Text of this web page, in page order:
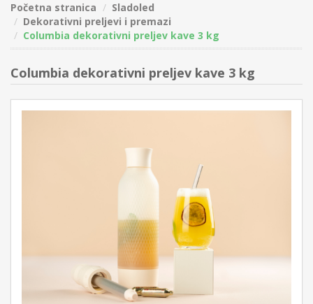
Početna stranica
Sladoled
Dekorativni preljevi i premazi
Columbia dekorativni preljev kave 3 kg
Columbia dekorativni preljev kave 3 kg